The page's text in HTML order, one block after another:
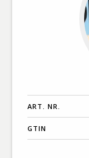
ART. NR.
GTIN